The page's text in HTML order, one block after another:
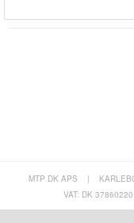
MTP DK APS |
VAT: DK 37860220